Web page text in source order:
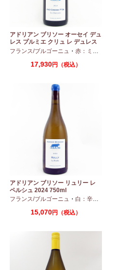
・ピノノワール
アドリアン ブリソー オーセイ デュ
レス プルミエ クリュ レ デュレス
2024 750ml
フランス/ブルゴーニュ ・ 赤：ミディアムボディ
17,930円（税込）
シャルドネ
アドリアン ブリソー リュリー レ
ペルシュ 2024 750ml
フランス/ブルゴーニュ ・ 白：辛口
15,070円（税込）